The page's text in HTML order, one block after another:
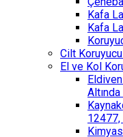
Kafa
Kafa
Cilt
El ve Kol